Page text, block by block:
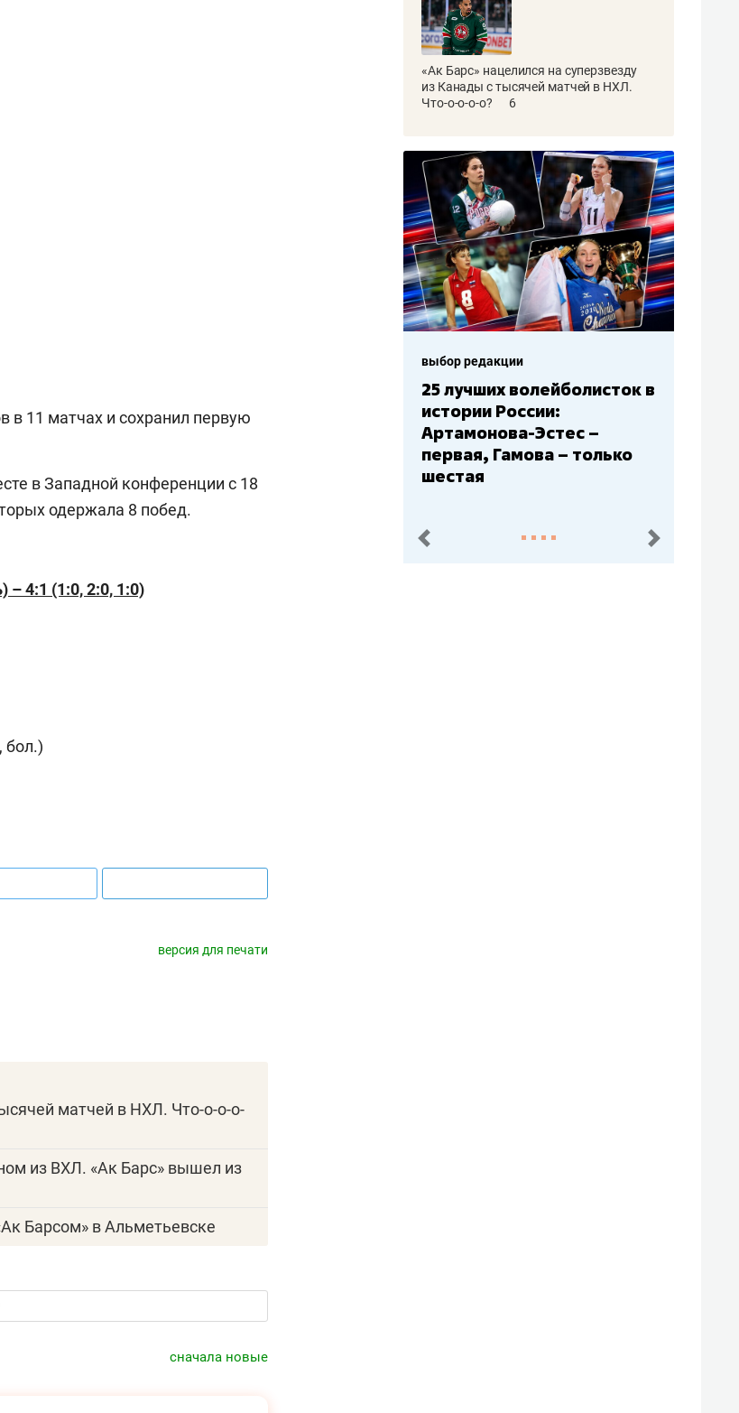
в 11 матчах и сохранил первую
в Западной конференции с 18
одержала 8 побед.
– 4:1 (1:0, 2:0, 1:0)
бол.)
версия для печати
матчей в НХЛ. Что-о-о-о-
из ВХЛ. «Ак Барс» вышел из
Барсом» в Альметьевске
сначала новые
«Ак Барс» нацелился на суперзвезду
из Канады с тысячей матчей в НХЛ.
Что-о-о-о-о?
6
выбор редакции
25 лучших волейболисток в
истории России:
Артамонова-Эстес –
первая, Гамова – только
шестая
пред. след.